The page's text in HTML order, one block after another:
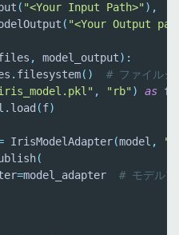
( "<Your Input Path>" ) ,
( "<Your Output
, model_output) :
. filesystem( )
# ファイルシ
, "rb" ) as f
. load (f)
IrisModelAdapter(model ,
(
=model_adapter # モデルア